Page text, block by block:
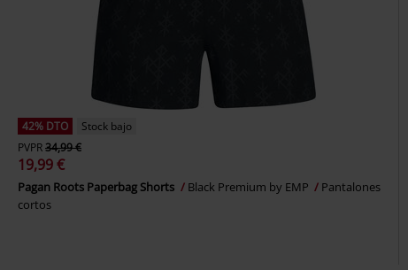
42% DTO
Stock bajo
PVPR34,99 €
19,99 €
Pagan Roots Paperbag Shorts Black Premium by EMP
Pantalones
cortos